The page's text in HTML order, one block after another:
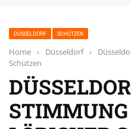
DÜSSELDORF SCHÜTZEN
Home › Düsseldorf ›
Schützen
STIMMUNG